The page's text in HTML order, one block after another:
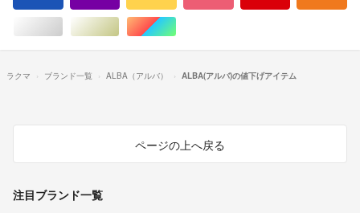
シルバー/銀色系ゴールド/金色系マルチカラー
ラクマ ブランド一覧 ALBA（アルバ） ALBA(アルバ)の値下げアイテム
ページの上へ戻る
注目ブランド一覧